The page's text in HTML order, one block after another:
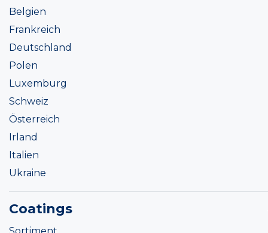
Belgien
Frankreich
Deutschland
Polen
Luxemburg
Schweiz
Österreich
Irland
Italien
Ukraine
Coatings
Sortiment